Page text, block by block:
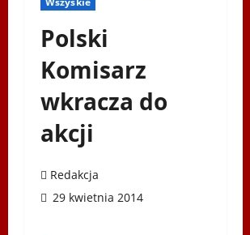
Polski
Komisarz
wkracza do
akcji
Redakcja
29 kwietnia 2014